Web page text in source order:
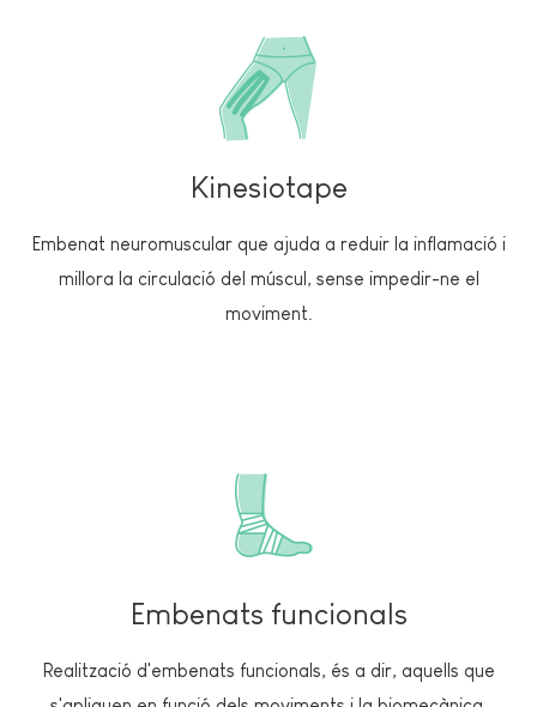
Kinesiotape
Embenat neuromuscular que ajuda a reduir la inflamació i
millora la circulació del múscul, sense impedir-ne el
moviment.
Embenats funcionals
Realització d'embenats funcionals, és a dir, aquells que